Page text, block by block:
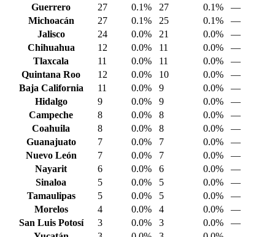
Guerrero
27 0.1% 27 0.1%
—
Michoacán
27 0.1% 25 0.1%
—
Jalisco
24 0.0% 21 0.0%
—
Chihuahua
12 0.0% 11 0.0%
—
Tlaxcala
11 0.0% 11 0.0%
—
Quintana Roo
12 0.0% 10 0.0%
—
Baja California
11 0.0% 9 0.0%
—
Hidalgo
9 0.0% 9 0.0%
—
Campeche
8 0.0% 8 0.0%
—
Coahuila
8 0.0% 8 0.0%
—
Guanajuato
7 0.0% 7 0.0%
—
Nuevo León
7 0.0% 7 0.0%
—
Nayarit
6 0.0% 6 0.0%
—
Sinaloa
5 0.0% 5 0.0%
—
Tamaulipas
5 0.0% 5 0.0%
—
Morelos
4 0.0% 4 0.0%
—
San Luis Potosí
3 0.0% 3 0.0%
—